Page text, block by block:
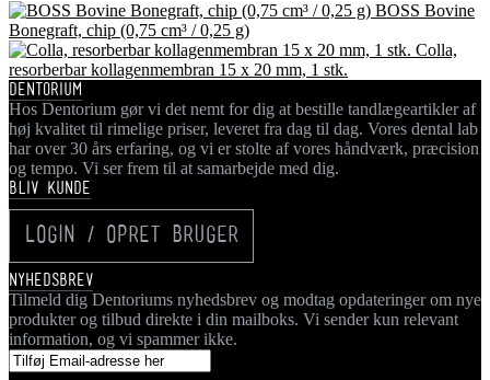
BOSS Bovine
Bonegraft, chip (0,75 cm³ / 0,25 g)
Colla,
resorberbar kollagenmembran 15 x 20 mm, 1 stk.
DENTORIUM
Hos Dentorium gør vi det nemt for dig at bestille tandlægeartikler af
høj kvalitet til rimelige priser, leveret fra dag til dag. Vores dental lab
har over 30 års erfaring, og vi er stolte af vores håndværk, præcision
og tempo. Vi ser frem til at samarbejde med dig.
BLIV KUNDE
LOGIN / OPRET BRUGER
NYHEDSBREV
Tilmeld dig Dentoriums nyhedsbrev og modtag opdateringer om nye
produkter og tilbud direkte i din mailboks. Vi sender kun relevant
information, og vi spammer ikke.